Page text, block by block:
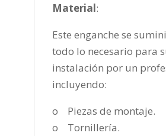
cantidad
Material:
Este enganche se
todo lo necesario para
instalación por un
incluyendo:
o Piezas de montaje.
o Tornillería.